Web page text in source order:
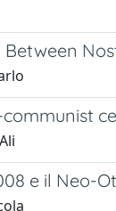
e il Neo-